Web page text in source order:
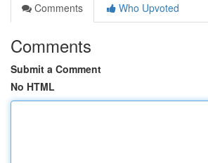
Comments
Who Upvoted
Comments
Submit a Comment
No HTML